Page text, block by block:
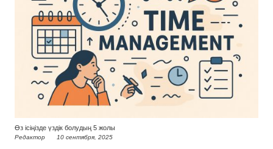
Өз ісіңізде үздік болудың 5 жолы
Редактор 10 сентября, 2025